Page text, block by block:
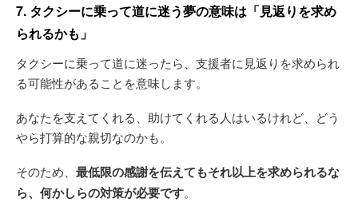
7. タクシーに乗って道に迷う夢の意味は「見返りを求め
られるかも」
タクシーに乗って道に迷ったら、支援者に見返りを求められ
る可能性があることを意味します。
あなたを支えてくれる、助けてくれる人はいるけれど、どう
やら打算的な親切なのかも。
そのため、 最低限の感謝を伝えてもそれ以上を求められるな
ら、何かしらの対策が必要です。